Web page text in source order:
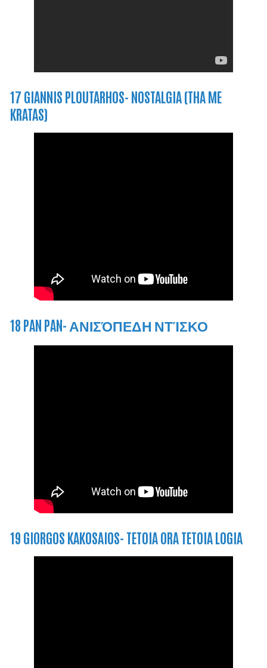
17 GIANNIS PLOUTARHOS- NOSTALGIA (THA ME
KRATAS)
18 PAN PAN- ΑΝΙΣΌΠΕΔΗ ΝΤΊΣΚΟ
19 GIORGOS KAKOSAIOS- TETOIA ORA TETOIA LOGIA